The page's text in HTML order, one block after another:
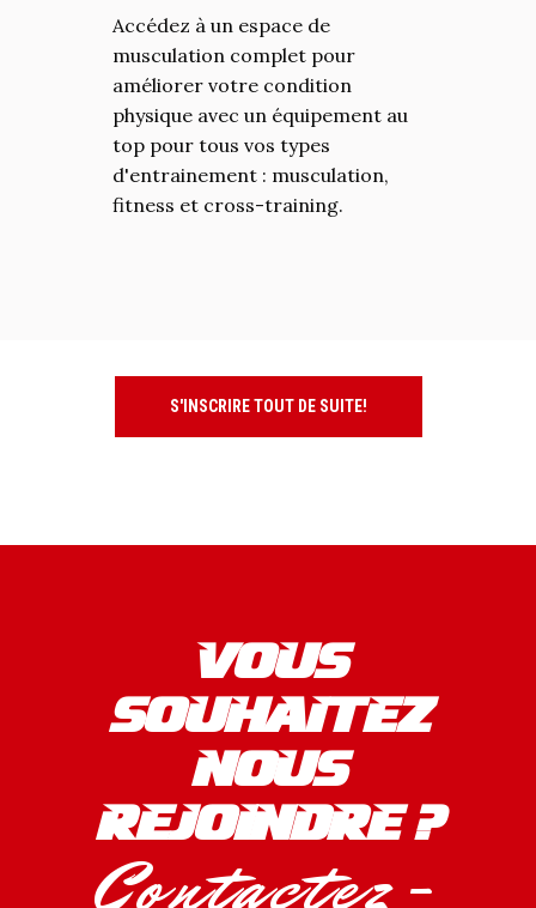
Accédez à un espace de
musculation complet pour
améliorer votre condition
physique avec un équipement au
top pour tous vos types
d'entrainement : musculation,
fitness et cross-training.
S'INSCRIRE TOUT DE SUITE!
VOUS
SOUHAITEZ
NOUS
REJOINDRE ?